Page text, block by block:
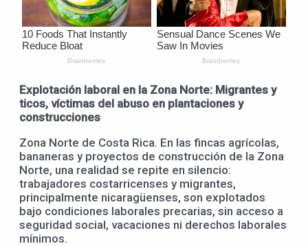
Explotación laboral en la Zona Norte: Migrantes y
ticos, víctimas del abuso en plantaciones y
construcciones
Zona Norte de Costa Rica. En las fincas agrícolas,
bananeras y proyectos de construcción de la Zona
Norte, una realidad se repite en silencio:
trabajadores costarricenses y migrantes,
principalmente nicaragüenses, son explotados
bajo condiciones laborales precarias, sin acceso a
seguridad social, vacaciones ni derechos laborales
mínimos.